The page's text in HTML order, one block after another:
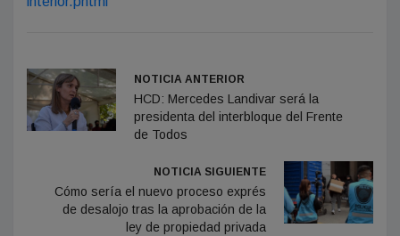
NOTICIA ANTERIOR
HCD: Mercedes Landivar será la
presidenta del interbloque del Frente
de Todos
NOTICIA SIGUIENTE
Cómo sería el nuevo proceso exprés
de desalojo tras la aprobación de la
ley de propiedad privada